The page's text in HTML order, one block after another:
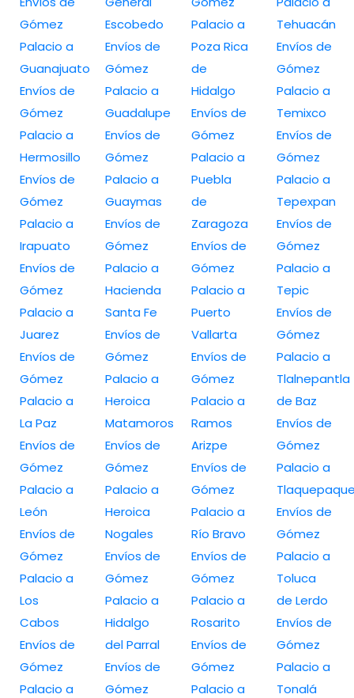
Gómez
Palacio a
Guanajuato
Envíos de
Gómez
Palacio a
Hermosillo
Envíos de
Gómez
Palacio a
Irapuato
Envíos de
Gómez
Palacio a
Juarez
Envíos de
Gómez
Palacio a
La Paz
Envíos de
Gómez
Palacio a
León
Envíos de
Gómez
Palacio a
Los
Cabos
Envíos de
Gómez
Palacio a
Escobedo
Envíos de
Gómez
Palacio a
Guadalupe
Envíos de
Gómez
Palacio a
Guaymas
Envíos de
Gómez
Palacio a
Hacienda
Santa Fe
Envíos de
Gómez
Palacio a
Heroica
Matamoros
Envíos de
Gómez
Palacio a
Heroica
Nogales
Envíos de
Gómez
Palacio a
Hidalgo
del Parral
Envíos de
Gómez
Palacio a
Poza Rica
de
Hidalgo
Envíos de
Gómez
Palacio a
Puebla
de
Zaragoza
Envíos de
Gómez
Palacio a
Puerto
Vallarta
Envíos de
Gómez
Palacio a
Ramos
Arizpe
Envíos de
Gómez
Palacio a
Río Bravo
Envíos de
Gómez
Palacio a
Rosarito
Envíos de
Gómez
Palacio a
Tehuacán
Envíos de
Gómez
Palacio a
Temixco
Envíos de
Gómez
Palacio a
Tepexpan
Envíos de
Gómez
Palacio a
Tepic
Envíos de
Gómez
Palacio a
Tlalnepantla
de Baz
Envíos de
Gómez
Palacio a
Envíos de
Gómez
Palacio a
Toluca
de Lerdo
Envíos de
Gómez
Palacio a
Tonalá